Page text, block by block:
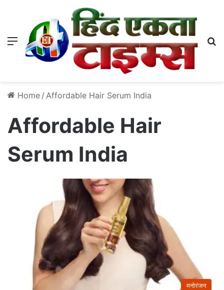
Menu
Home / Affordable Hair Serum India
Affordable Hair
Serum India
मनोरंजन